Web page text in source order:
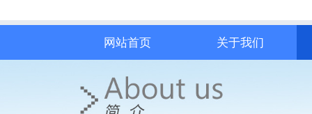
网站首页 关于我们